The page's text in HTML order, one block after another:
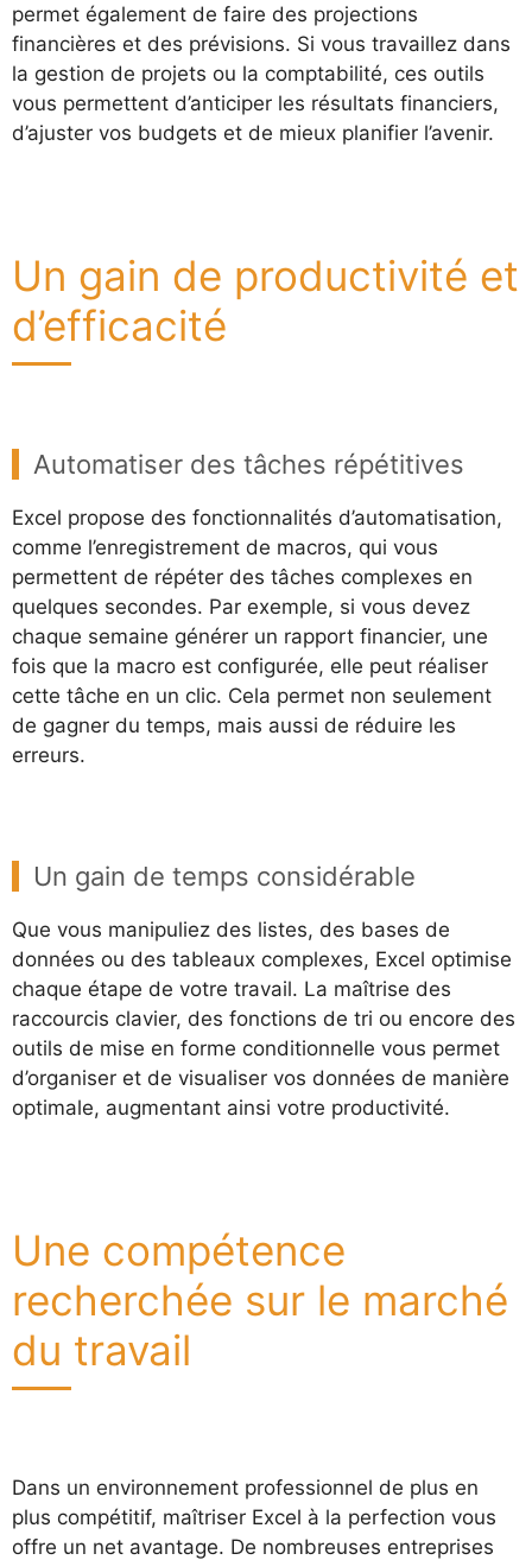
permet également de faire des projections
financières et des prévisions. Si vous travaillez dans
la gestion de projets ou la comptabilité, ces outils
vous permettent d’anticiper les résultats financiers,
d’ajuster vos budgets et de mieux planifier l’avenir.
Un gain de productivité et
d’efficacité
Automatiser des tâches répétitives
Excel propose des fonctionnalités d’automatisation,
comme l’enregistrement de macros, qui vous
permettent de répéter des tâches complexes en
quelques secondes. Par exemple, si vous devez
chaque semaine générer un rapport financier, une
fois que la macro est configurée, elle peut réaliser
cette tâche en un clic. Cela permet non seulement
de gagner du temps, mais aussi de réduire les
erreurs.
Un gain de temps considérable
Que vous manipuliez des listes, des bases de
données ou des tableaux complexes, Excel optimise
chaque étape de votre travail. La maîtrise des
raccourcis clavier, des fonctions de tri ou encore des
outils de mise en forme conditionnelle vous permet
d’organiser et de visualiser vos données de manière
optimale, augmentant ainsi votre productivité.
Une compétence
recherchée sur le marché
du travail
Dans un environnement professionnel de plus en
plus compétitif, maîtriser Excel à la perfection vous
offre un net avantage. De nombreuses entreprises